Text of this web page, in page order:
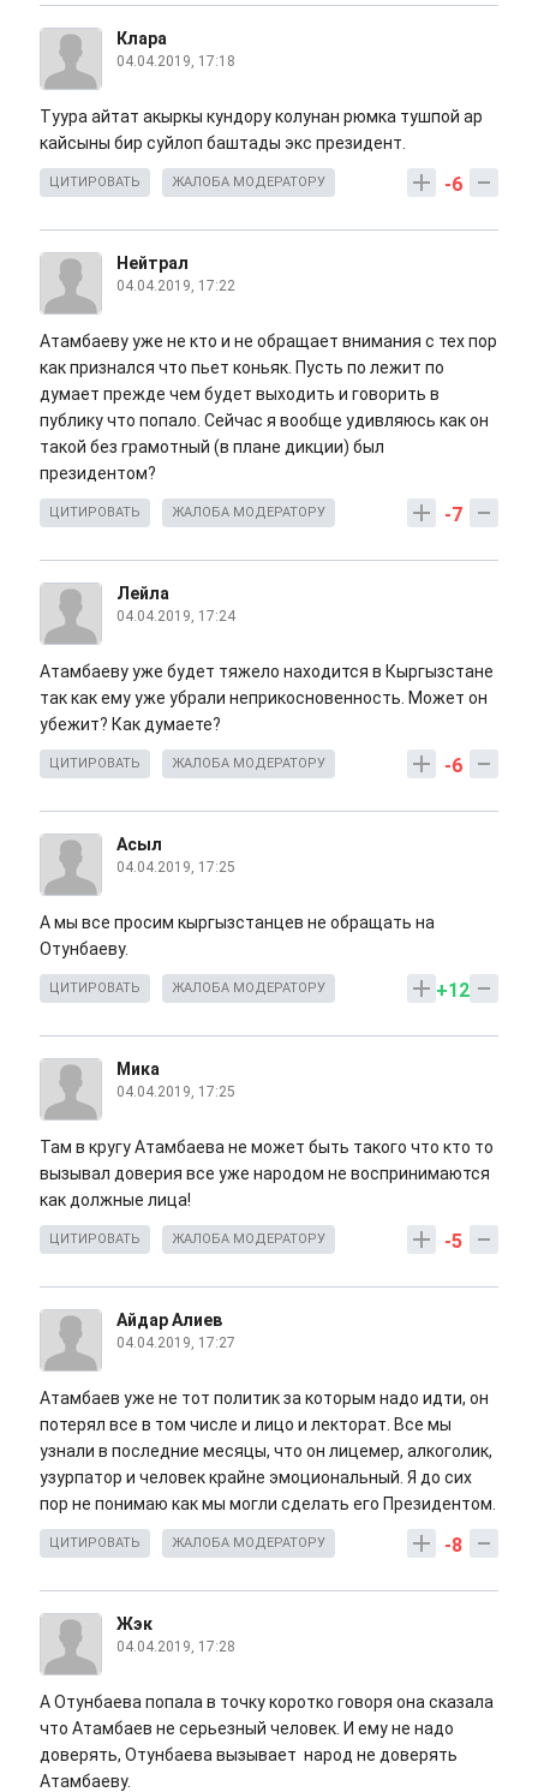
Клара
04.04.2019, 17:18
Туура айтат акыркы кундору колунан рюмка тушпой ар
кайсыны бир суйлоп баштады экс президент.
-6
ЦИТИРОВАТЬ ЖАЛОБА МОДЕРАТОРУ
Нейтрал
04.04.2019, 17:22
Атамбаеву уже не кто и не обращает внимания с тех пор
как признался что пьет коньяк. Пусть по лежит по
думает прежде чем будет выходить и говорить в
публику что попало. Сейчас я вообще удивляюсь как он
такой без грамотный (в плане дикции) был
президентом?
-7
ЦИТИРОВАТЬ ЖАЛОБА МОДЕРАТОРУ
Лейла
04.04.2019, 17:24
Атамбаеву уже будет тяжело находится в Кыргызстане
так как ему уже убрали неприкосновенность. Может он
убежит? Как думаете?
-6
ЦИТИРОВАТЬ ЖАЛОБА МОДЕРАТОРУ
Асыл
04.04.2019, 17:25
А мы все просим кыргызстанцев не обращать на
Отунбаеву.
+12
ЦИТИРОВАТЬ ЖАЛОБА МОДЕРАТОРУ
Мика
04.04.2019, 17:25
Там в кругу Атамбаева не может быть такого что кто то
вызывал доверия все уже народом не воспринимаются
как должные лица!
-5
ЦИТИРОВАТЬ ЖАЛОБА МОДЕРАТОРУ
Айдар Алиев
04.04.2019, 17:27
Атамбаев уже не тот политик за которым надо идти, он
потерял все в том числе и лицо и лекторат. Все мы
узнали в последние месяцы, что он лицемер, алкоголик,
узурпатор и человек крайне эмоциональный. Я до сих
пор не понимаю как мы могли сделать его Президентом.
-8
ЦИТИРОВАТЬ ЖАЛОБА МОДЕРАТОРУ
Жэк
04.04.2019, 17:28
А Отунбаева попала в точку коротко говоря она сказала
что Атамбаев не серьезный человек. И ему не надо
доверять, Отунбаева вызывает народ не доверять
Атамбаеву.